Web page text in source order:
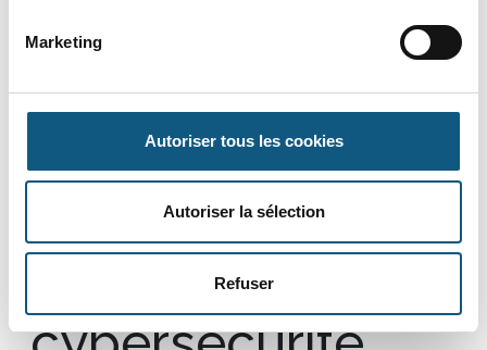
Marketing
Autoriser tous les cookies
Autoriser la sélection
Refuser
Benijah
Consulting –
Création d’un site
vitrine pour une
société de